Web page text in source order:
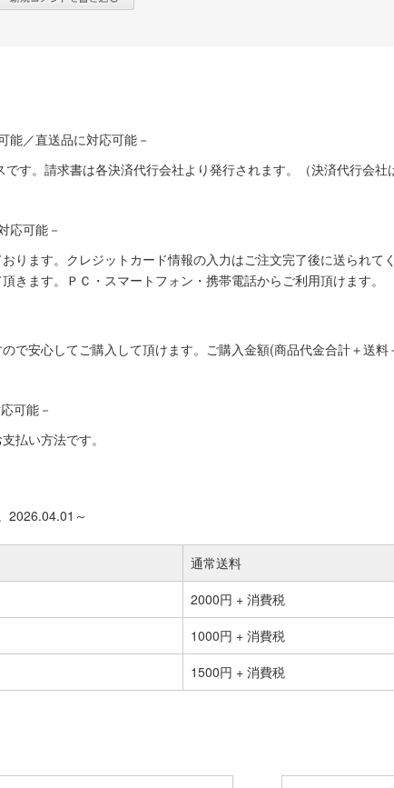
能／直送品に対応可能－
す。請求書は各決済代行会社より発行されます。（決済代行会社
応可能－
ります。クレジットカード情報の入力はご注文完了後に送られて
きます。ＰＣ・スマートフォン・携帯電話からご利用頂けます。
で安心してご購入して頂けます。ご購入金額(商品代金合計＋送
可能－
払い方法です。
2026.04.01～
通常送料
2000円 + 消費税
1000円 + 消費税
1500円 + 消費税